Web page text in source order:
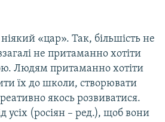
«цар». Так, більшість не
не притаманно хотіти
Людям притаманно хотіти
їх до школи, створювати
якось розвиватися.
усіх (росіян – ред.), щоб вони